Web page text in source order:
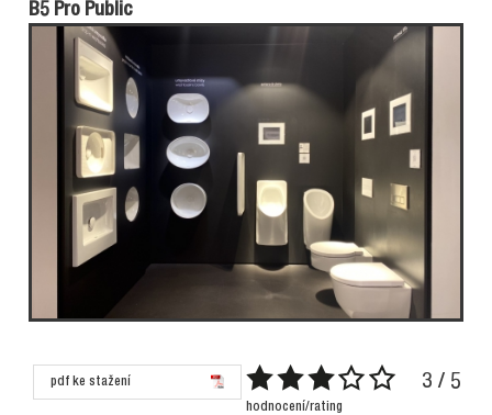
B5 Pro Public
pdf ke stažení 3 / 5
hodnocení/rating